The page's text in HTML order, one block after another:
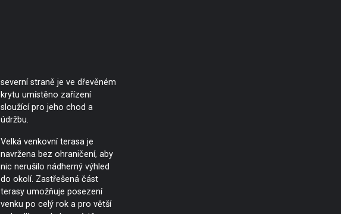
severní straně je ve dřevěném
krytu umístěno zařízení
sloužící pro jeho chod a
údržbu.
Velká venkovní terasa je
navržena bez ohraničení, aby
nic nerušilo nádherný výhled
do okolí. Zastřešená část
terasy umožňuje posezení
venku po celý rok a pro větší